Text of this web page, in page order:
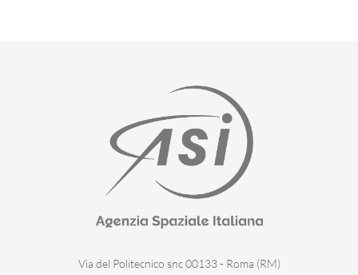
Via del Politecnico snc 00133 - Roma (RM)